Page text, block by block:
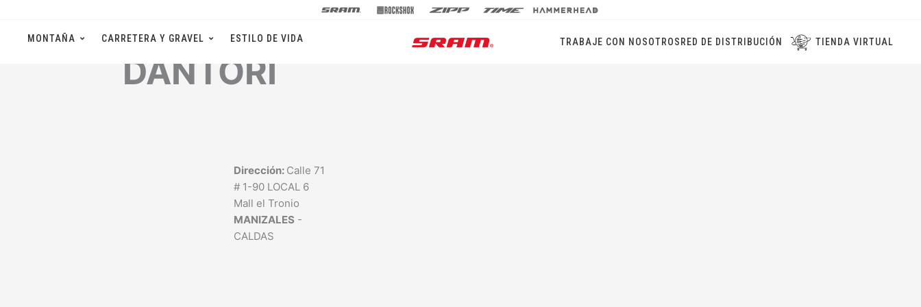
contenidoMONTAÑA CARRETERA Y GRAVEL ESTILO DE VIDA TRABAJE CON NOSOTROS RED DE DISTRIBUCIÓN TIENDA VIRTUAL
DANTORI
Dirección: Calle 71
# 1-90 LOCAL 6
Mall el Tronio
MANIZALES -
CALDAS